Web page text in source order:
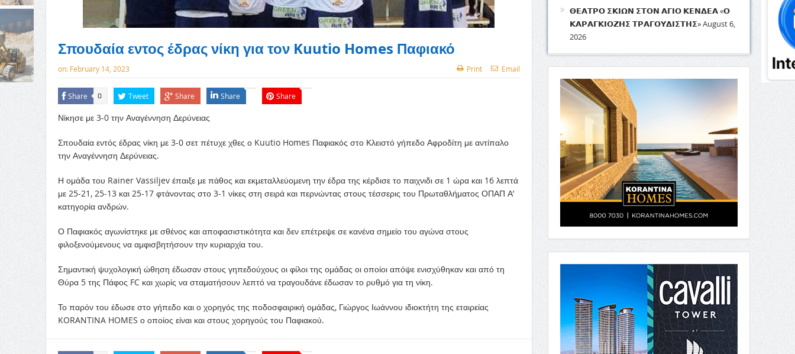
Σπουδαία εντος έδρας νίκη για τον Kuutio Homes Παφιακό
on: February 14, 2023 Print Email
Share 0 Tweet Share Share Share
Νίκησε με 3-0 την Αναγέννηση Δερύνειας
Σπουδαία εντός έδρας νίκη με 3-0 σετ πέτυχε χθες ο Kuutio Homes Παφιακός στο Κλειστό γήπεδο Αφροδίτη με αντίπαλο
την Αναγέννηση Δερύνειας.
Η ομάδα του Rainer Vassiljev έπαιξε με πάθος και εκμεταλλεύομενη την έδρα της κέρδισε το παιχνιδι σε 1 ώρα και 16 λεπτά
με 25-21, 25-13 και 25-17 φτάνοντας στο 3-1 νίκες στη σειρά και περνώντας στους τέσσερις του Πρωταθλήματος ΟΠΑΠ Α’
κατηγορία ανδρών.
Ο Παφιακός αγωνίστηκε με σθένος και αποφασιστικότητα και δεν επέτρεψε σε κανένα σημείο του αγώνα στους
φιλοξενούμενους να αμφισβητήσουν την κυριαρχία του.
Σημαντική ψυχολογική ώθηση έδωσαν στους γηπεδούχους οι φίλοι της ομάδας οι οποίοι απόψε ενισχύθηκαν και από τη
Θύρα 5 της Πάφος FC και χωρίς να σταματήσουν λεπτό να τραγουδάνε έδωσαν το ρυθμό για τη νίκη.
Το παρόν του έδωσε στο γήπεδο και ο χορηγός της ποδοσφαιρική ομάδας, Γιώργος Ιωάννου ιδιοκτήτη της εταιρείας
KORANTINA HOMES ο οποίος είναι και στους χορηγούς του Παφιακού.
𝝝𝝚𝝖𝝩𝝦𝝤 𝝨𝝟𝝞𝝮𝝢 𝝨𝝩𝝤𝝢 𝝖𝝘𝝞𝝤 𝝟𝝚𝝢𝝙𝝚𝝖 «𝝤
𝝟𝝖𝝦𝝖𝝘𝝟𝝞𝝤𝝛𝝜𝝨 𝝩𝝦𝝖𝝘𝝤𝝪𝝙𝝞𝝨𝝩𝝜𝝨»August 6,
2026